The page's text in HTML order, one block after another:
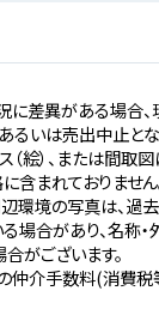
差異がある場合、
るいは売出中止と
（絵）、または間取
含まれておりませ
環境の写真は、過
場合があり、名称・
がございます。
仲介手数料(消費税